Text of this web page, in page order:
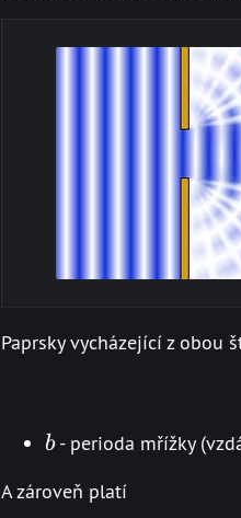
Paprsky vycházející z obou
b
b- perioda mřížky
A zároveň platí